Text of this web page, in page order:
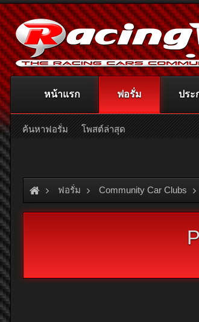
ฟอรั่ม Community Car Clubs
หน้าแรก ฟอรั่ม
ค้นหาฟอรั่ม โพสต์ล่าสุด
ประ